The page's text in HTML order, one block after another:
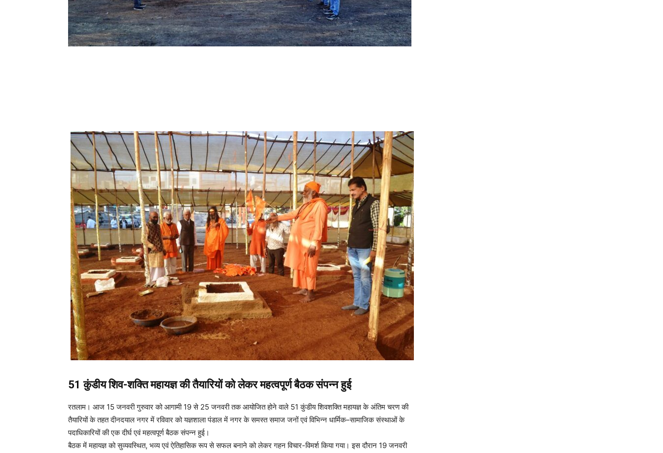
51 कुंडीय शिव-शक्ति महायज्ञ की तैयारियों को लेकर महत्वपूर्ण बैठक संपन्न हुई
रतलाम। आज 15 जनवरी गुरुवार को आगामी 19 से 25 जनवरी तक आयोजित होने वाले 51 कुंडीय शिवशक्ति महायज्ञ के अंतिम चरण की
तैयारियों के तहत दीनदयाल नगर में रविवार को यज्ञशाला पंडाल में नगर के समस्त समाज जनों एवं विभिन्न धार्मिक–सामाजिक संस्थाओं के
पदाधिकारियों की एक दीर्घ एवं महत्वपूर्ण बैठक संपन्न हुई।
बैठक में महायज्ञ को सुव्यवस्थित, भव्य एवं ऐतिहासिक रूप से सफल बनाने को लेकर गहन विचार-विमर्श किया गया। इस दौरान 19 जनवरी